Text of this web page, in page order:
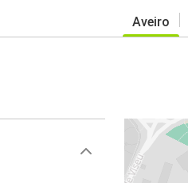
Aveiro